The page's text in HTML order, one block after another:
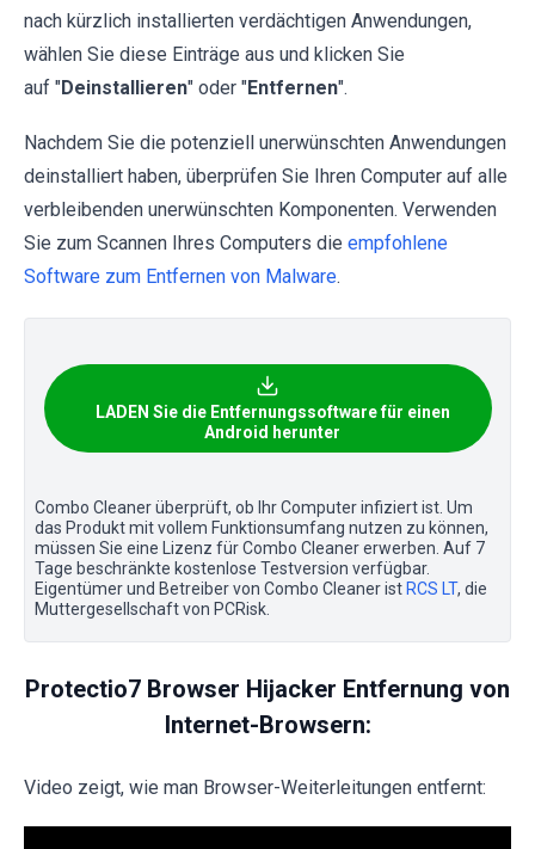
nach kürzlich installierten verdächtigen Anwendungen,
wählen Sie diese Einträge aus und klicken Sie
auf "Deinstallieren" oder "Entfernen".
Nachdem Sie die potenziell unerwünschten Anwendungen
deinstalliert haben, überprüfen Sie Ihren Computer auf alle
verbleibenden unerwünschten Komponenten. Verwenden
Sie zum Scannen Ihres Computers die empfohlene
Software zum Entfernen von Malware.
LADEN Sie die Entfernungssoftware für einen
Android herunter
Combo Cleaner überprüft, ob Ihr Computer infiziert ist. Um
das Produkt mit vollem Funktionsumfang nutzen zu können,
müssen Sie eine Lizenz für Combo Cleaner erwerben. Auf 7
Tage beschränkte kostenlose Testversion verfügbar.
Eigentümer und Betreiber von Combo Cleaner ist RCS LT, die
Muttergesellschaft von PCRisk.
Protectio7 Browser Hijacker Entfernung von
Internet-Browsern:
Video zeigt, wie man Browser-Weiterleitungen entfernt: